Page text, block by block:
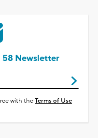
58 Newsletter
with theTerms of Use